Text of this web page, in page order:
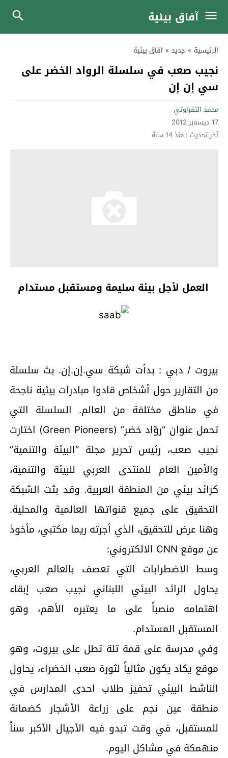
آفاق بيئية
الرئيسية » جديد » افاق بيئية
نجيب صعب في سلسلة الرواد الخضر على
سي إن إن
محمد التفراوتي
17 ديسمبر 2012
آخر تحديث : منذ 14 سنة
العمل لأجل بيئة سليمة ومستقبل مستدام
بيروت / دبي : بدأت شبكة سي.إن.إن. بث سلسلة
من التقارير حول أشخاص قادوا مبادرات بيئية ناجحة
في مناطق مختلفة من العالم. السلسلة التي
تحمل عنوان “روّاد خضر” (Green Pioneers) اختارت
نجيب صعب، رئيس تحرير مجلة “البيئة والتنمية”
والأمين العام للمنتدى العربي للبيئة والتنمية،
كرائد بيئي من المنطقة العربية. وقد بثت الشبكة
التحقيق على جميع قنواتها العالمية والمحلية.
وهنا عرض للتحقيق، الذي أجرته ريما مكتبي، مأخوذ
عن موقع CNN الالكتروني:
وسط الاضطرابات التي تعصف بالعالم العربي،
يحاول الرائد البيئي اللبناني نجيب صعب إبقاء
اهتمامه منصباً على ما يعتبره الأهم، وهو
المستقبل المستدام.
وفي مدرسة على قمة تلة تطل على بيروت، وهو
موقع يكاد يكون مثالياً لثورة صعب الخضراء، يحاول
الناشط البيئي تحفيز طلاب احدى المدارس في
منطقة عين نجم على زراعة الأشجار كضمانة
للمستقبل، في وقت تبدو فيه الأجيال الأكبر سناً
منهمكة في مشاكل اليوم.